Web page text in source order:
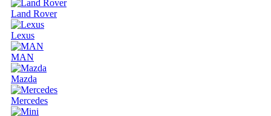
Land Rover
Lexus
MAN
Mazda
Mercedes